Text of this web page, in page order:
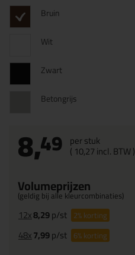
Bruin
Wit
Zwart
Betongrijs
8,49 per stuk
( 10,27incl. BTW )
Volumeprijzen
(geldig bij alle kleurcombinaties)
12x8,29p/st 2%korting
48x7,99p/st 6%korting